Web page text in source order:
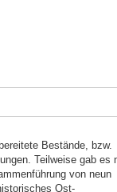
Bestände, bzw.
Teilweise gab es
von neun
Ost-